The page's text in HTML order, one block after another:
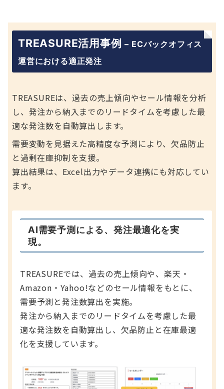
TREASURE活用事例– ECバックオフィス
運営における適正発注
TREASUREは、過去の売上傾向やセール情報を分析
し、発注から納入までのリードタイムを考慮した最
適な発注数を自動算出します。
需要変動を見据えた高精度な予測により、欠品防止
と過剰在庫抑制を支援。
算出結果は、Excel出力やデータ連携にも対応してい
ます。
AI需要予測による、発注最適化を実
現。
TREASUREでは、過去の売上傾向や、楽天・
Amazon・Yahoo!などのセール情報をもとに、
需要予測と発注数算出を実施。
発注から納入までのリードタイムを考慮した最
適な発注数を自動算出し、欠品防止と在庫最適
化を支援しています。